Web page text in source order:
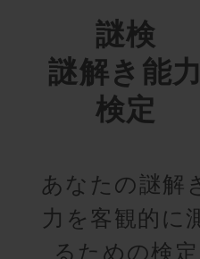
謎検
謎解き能
検定
あなたの謎解
力を客観的に
るための検定